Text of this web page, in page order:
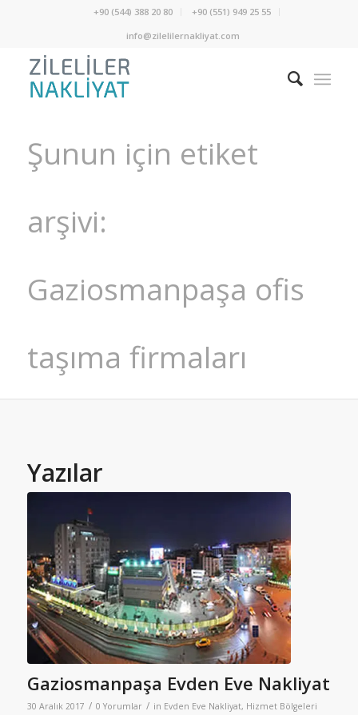
+90 (544) 388 20 80
+90 (551) 949 25 55
info@zilelilernakliyat.com
Şunun için etiket
arşivi:
Gaziosmanpaşa ofis
taşıma firmaları
Yazılar
Gaziosmanpaşa Evden Eve Nakliyat
30 Aralık 2017 / 0 Yorumlar / in Evden Eve Nakliyat, Hizmet Bölgeleri